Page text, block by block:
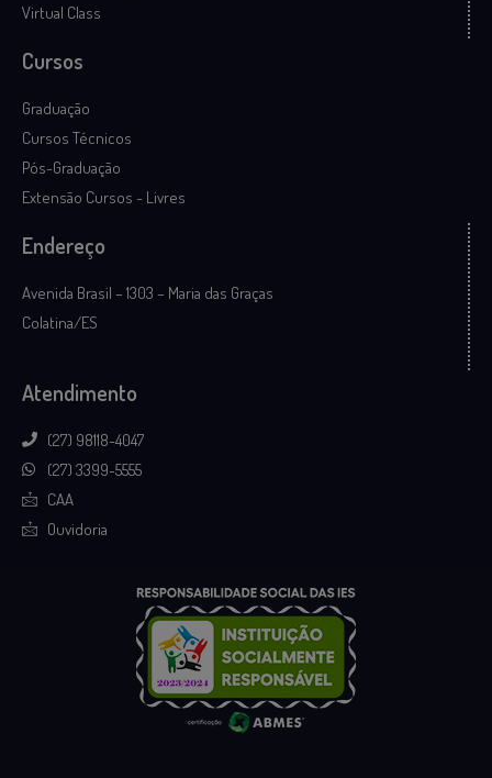
Virtual Class
Cursos
Graduação
Cursos Técnicos
Pós-Graduação
Extensão Cursos - Livres
Endereço
Avenida Brasil – 1303 – Maria das Graças
Colatina/ES
Atendimento
(27) 98118-4047
(27) 3399-5555
CAA
Ouvidoria